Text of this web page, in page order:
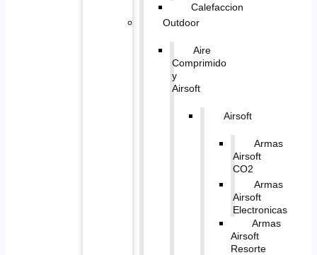
Calefaccion
Outdoor
Aire
Comprimido
y
Airsoft
Airsoft
Armas
Airsoft
CO2
Armas
Airsoft
Electronicas
Armas
Airsoft
Resorte